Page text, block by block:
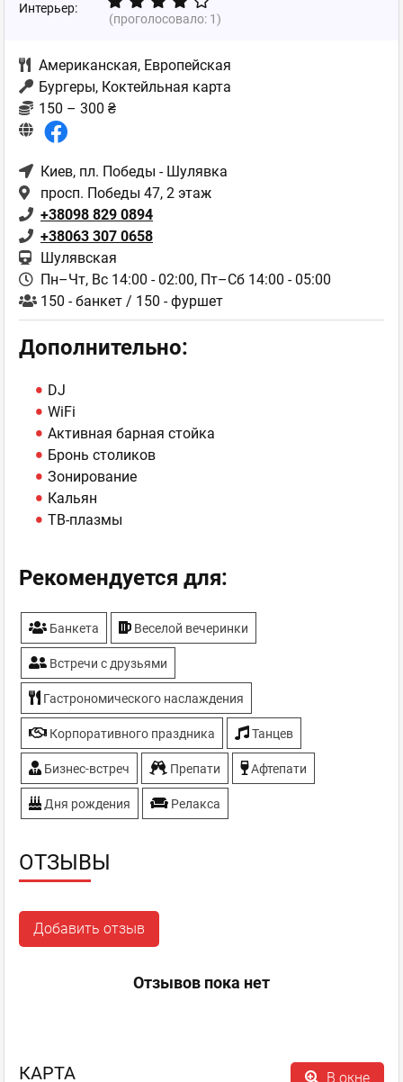
Интерьер:
(проголосовало: 1)
Американская, Европейская
Бургеры, Коктейльная карта
150 – 300 ₴
Киев, пл. Победы - Шулявка
просп. Победы 47, 2 этаж
+38098 829 0894
+38063 307 0658
Шулявская
Пн–Чт, Вс 14:00 - 02:00, Пт–Сб 14:00 - 05:00
150 - банкет / 150 - фуршет
Дополнительно:
DJ
WiFi
Активная барная стойка
Бронь столиков
Зонирование
Кальян
ТВ-плазмы
Рекомендуется для:
Банкета Веселой вечеринки
Встречи с друзьями
Гастрономического наслаждения
Корпоративного праздника Танцев
Бизнес-встреч Препати Афтепати
Дня рождения Релакса
ОТЗЫВЫ
Добавить отзыв
Отзывов пока нет
КАРТА В окне